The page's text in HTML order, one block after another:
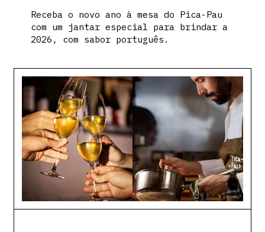
Receba o novo ano à mesa do Pica-Pau
com um jantar especial para brindar a
2026, com sabor português.